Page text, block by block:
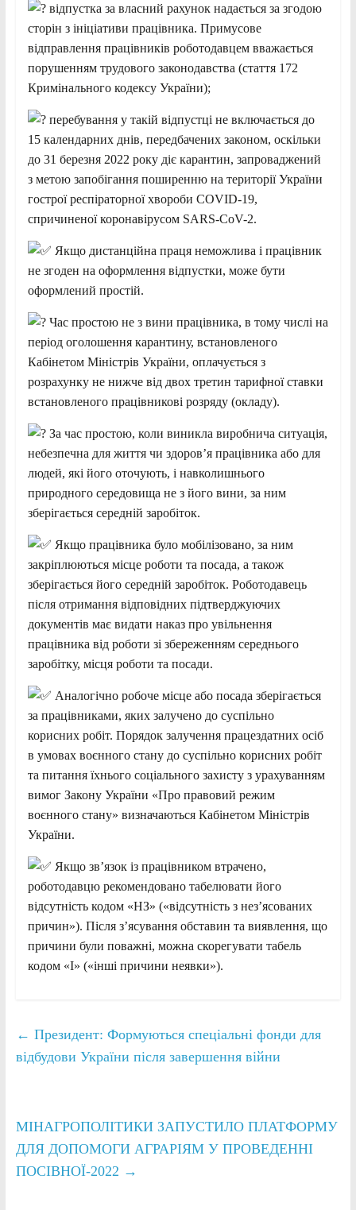
відпустка за власний рахунок надається за згодою
сторін з ініціативи працівника. Примусове
відправлення працівників роботодавцем вважається
порушенням трудового законодавства (стаття 172
Кримінального кодексу України);
перебування у такій відпустці не включається до
15 календарних днів, передбачених законом, оскільки
до 31 березня 2022 року діє карантин, запроваджений
з метою запобігання поширенню на території України
гострої респіраторної хвороби COVID-19,
спричиненої коронавірусом SARS-CoV-2.
Якщо дистанційна праця неможлива і працівник
не згоден на оформлення відпустки, може бути
оформлений простій.
Час простою не з вини працівника, в тому числі на
період оголошення карантину, встановленого
Кабінетом Міністрів України, оплачується з
розрахунку не нижче від двох третин тарифної ставки
встановленого працівникові розряду (окладу).
За час простою, коли виникла виробнича ситуація,
небезпечна для життя чи здоров’я працівника або для
людей, які його оточують, і навколишнього
природного середовища не з його вини, за ним
зберігається середній заробіток.
Якщо працівника було мобілізовано, за ним
закріплюються місце роботи та посада, а також
зберігається його середній заробіток. Роботодавець
після отримання відповідних підтверджуючих
документів має видати наказ про увільнення
працівника від роботи зі збереженням середнього
заробітку, місця роботи та посади.
Аналогічно робоче місце або посада зберігається
за працівниками, яких залучено до суспільно
корисних робіт. Порядок залучення працездатних осіб
в умовах воєнного стану до суспільно корисних робіт
та питання їхнього соціального захисту з урахуванням
вимог Закону України «Про правовий режим
воєнного стану» визначаються Кабінетом Міністрів
України.
Якщо зв’язок із працівником втрачено,
роботодавцю рекомендовано табелювати його
відсутність кодом «НЗ» («відсутність з нез’ясованих
причин»). Після з’ясування обставин та виявлення, що
причини були поважні, можна скорегувати табель
кодом «І» («інші причини неявки»).
← Президент: Формуються спеціальні фонди для
відбудови України після завершення війни
МІНАГРОПОЛІТИКИ ЗАПУСТИЛО ПЛАТФОРМУ
ДЛЯ ДОПОМОГИ АГРАРІЯМ У ПРОВЕДЕННІ
ПОСІВНОЇ-2022 →